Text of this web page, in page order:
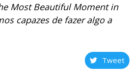
Most Beautiful Moment in
capazes de fazer algo a
Tweet